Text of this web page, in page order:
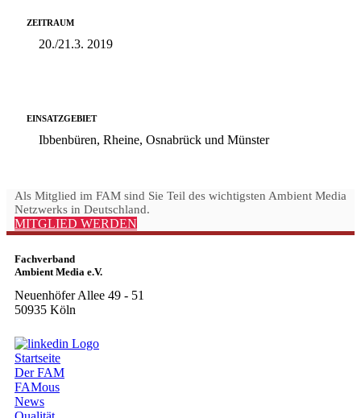
ZEITRAUM
20./21.3. 2019
EINSATZGEBIET
Ibbenbüren, Rheine, Osnabrück und Münster
Als Mitglied im FAM sind Sie Teil des wichtigsten Ambient Media
Netzwerks in Deutschland.
MITGLIED WERDEN
Fachverband
Ambient Media e.V.
Neuenhöfer Allee 49 - 51
50935 Köln
Startseite
Der FAM
FAMous
News